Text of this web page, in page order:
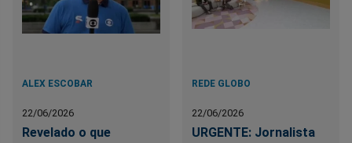
ALEX ESCOBAR
22/06/2026
Revelado o que
REDE GLOBO
22/06/2026
URGENTE: Jornalista